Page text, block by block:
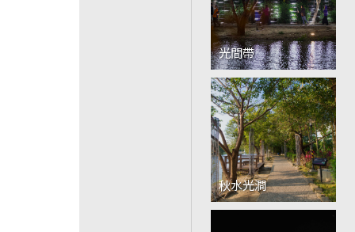
光間帶
秋水光澗